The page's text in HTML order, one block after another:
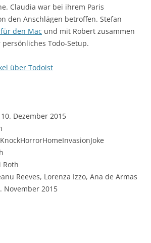
Claudia war bei ihrem Paris
den Anschlägen betroffen. Stefan
den Mac und mit Robert zusammen
Todo-Setup.
über Todoist
Dezember 2015
Roth
Reeves, Lorenza Izzo, Ana de Armas
November 2015